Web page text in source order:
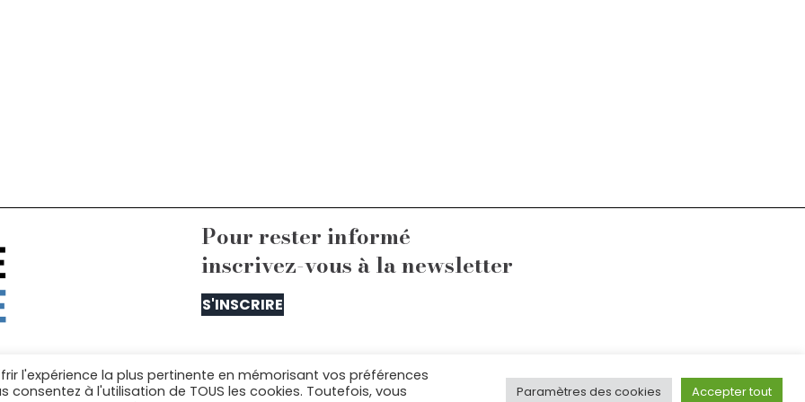
Pour rester informé
inscrivez-vous à la newsletter
S'INSCRIRE
contacter : equipe@lelaboratoiredelarepublique.fr
l'expérience la plus pertinente en mémorisant vos préférences
à l'utilisation de TOUS les cookies. Toutefois, vous
Paramètres des cookies Accepter tout